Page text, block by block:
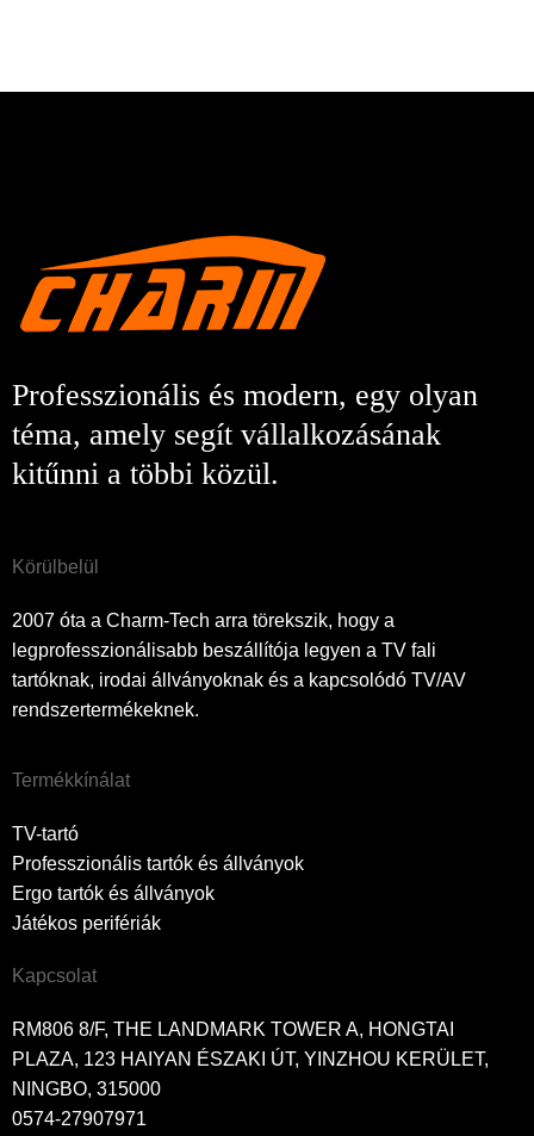
Professzionális és modern, egy olyan
téma, amely segít vállalkozásának
kitűnni a többi közül.
Körülbelül
2007 óta a Charm-Tech arra törekszik, hogy a
legprofesszionálisabb beszállítója legyen a TV fali
tartóknak, irodai állványoknak és a kapcsolódó TV/AV
rendszertermékeknek.
Termékkínálat
TV-tartó
Professzionális tartók és állványok
Ergo tartók és állványok
Játékos perifériák
Kapcsolat
RM806 8/F, THE LANDMARK TOWER A, HONGTAI
PLAZA, 123 HAIYAN ÉSZAKI ÚT, YINZHOU KERÜLET,
NINGBO, 315000
0574-27907971